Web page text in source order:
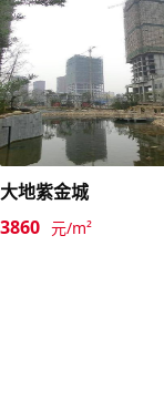
大地紫金城
3860 元/m²